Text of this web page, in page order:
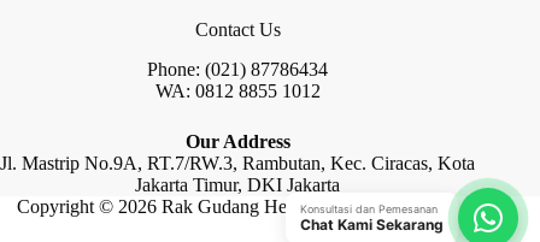
Contact Us
Phone: (021) 87786434
WA: 0812 8855 1012
Our Address
Jl. Mastrip No.9A, RT.7/RW.3, Rambutan, Kec. Ciracas, Kota
Jakarta Timur, DKI Jakarta
Copyright © 2026 Rak Gudang Heayy Duty by Raja Rak
Konsultasi dan Pemesanan
Chat Kami Sekarang